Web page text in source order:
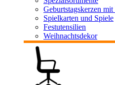
Geburtstagskerzen
Spielkarten und Spiele
Festutensilien
Weihnachtsdekor